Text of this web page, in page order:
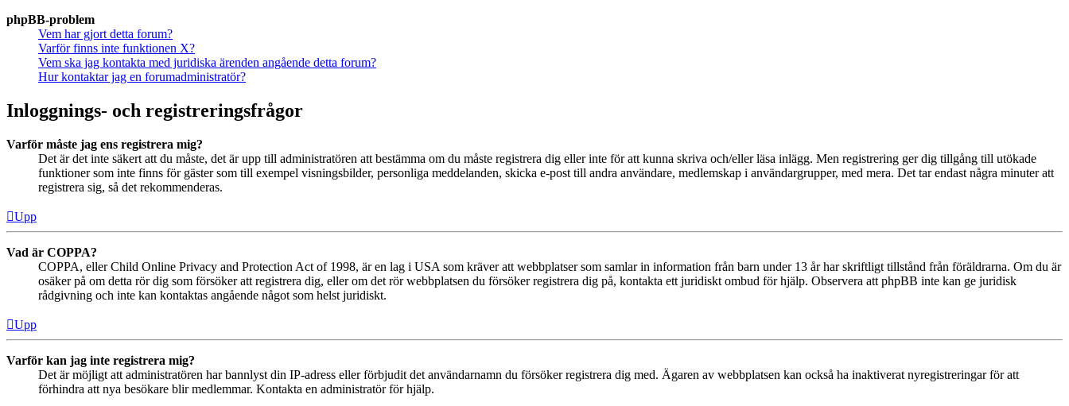
phpBB-problem
Vem har gjort detta forum?
Varför finns inte funktionen X?
Vem ska jag kontakta med juridiska ärenden angående detta forum?
Hur kontaktar jag en forumadministratör?
Inloggnings- och registreringsfrågor
Varför måste jag ens registrera mig?
Det är det inte säkert att du måste, det är upp till administratören att bestämma om du måste registrera dig eller inte för att kunna skriva och/eller läsa inlägg. Men registrering ger dig tillgång till utökade
funktioner som inte finns för gäster som till exempel visningsbilder, personliga meddelanden, skicka e-post till andra användare, medlemskap i användargrupper, med mera. Det tar endast några minuter att
registrera sig, så det rekommenderas.
Upp
Vad är COPPA?
COPPA, eller Child Online Privacy and Protection Act of 1998, är en lag i USA som kräver att webbplatser som samlar in information från barn under 13 år har skriftligt tillstånd från föräldrarna. Om du är
osäker på om detta rör dig som försöker att registrera dig, eller om det rör webbplatsen du försöker registrera dig på, kontakta ett juridiskt ombud för hjälp. Observera att phpBB inte kan ge juridisk
rådgivning och inte kan kontaktas angående något som helst juridiskt.
Upp
Varför kan jag inte registrera mig?
Det är möjligt att administratören har bannlyst din IP-adress eller förbjudit det användarnamn du försöker registrera dig med. Ägaren av webbplatsen kan också ha inaktiverat nyregistreringar för att
förhindra att nya besökare blir medlemmar. Kontakta en administratör för hjälp.